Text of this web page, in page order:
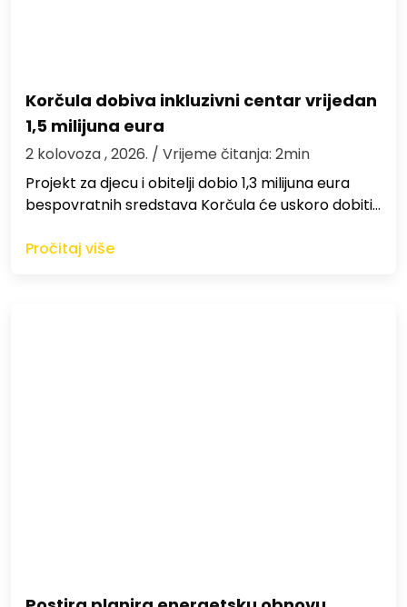
Korčula dobiva inkluzivni centar vrijedan
1,5 milijuna eura
2 kolovoza , 2026. / Vrijeme čitanja: 2min
Projekt za djecu i obitelji dobio 1,3 milijuna eura
bespovratnih sredstava Korčula će uskoro dobiti…
Pročitaj više